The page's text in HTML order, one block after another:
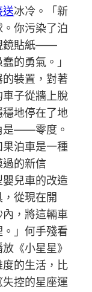
送冰冷。「新
你污染了泊
鏡貼紙——
的勇氣。」
裝置，對著
子從牆上脫
地停在了地
是——零度。
果泊車是一種
的新信
兒車的改造
從現在開
，將這輛車
」何手殘看
放《小星星》
的生活，比
控的星座運